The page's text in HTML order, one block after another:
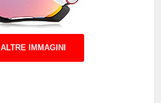
ALTRE IMMAGINI